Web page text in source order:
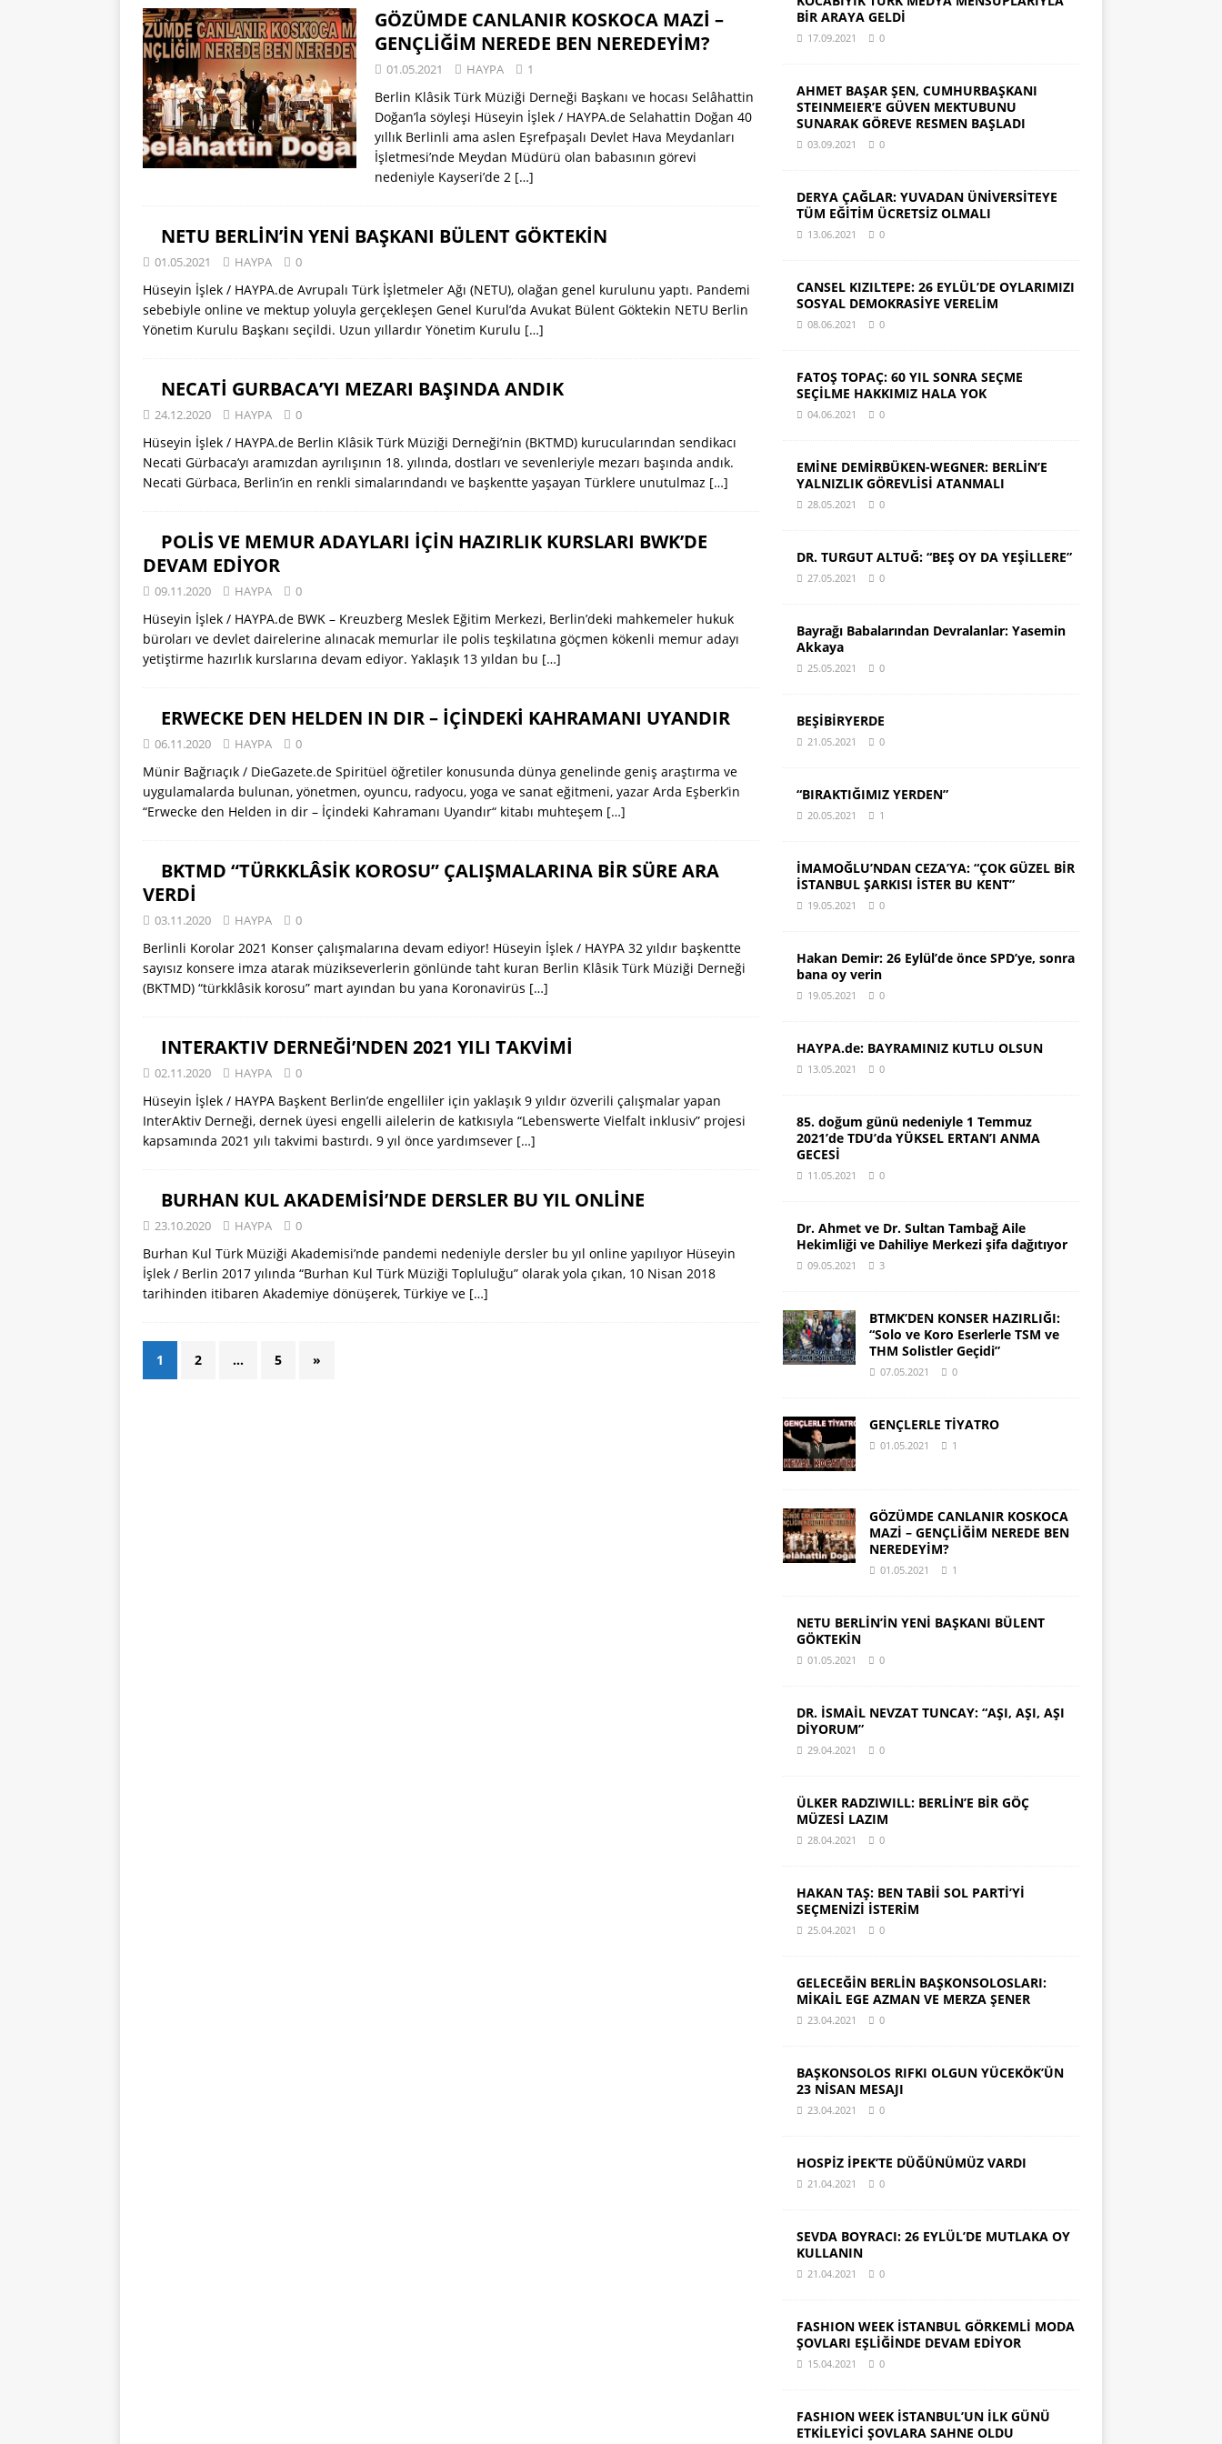
GÖZÜMDE CANLANIR KOSKOCA MAZİ –
GENÇLİĞİM NEREDE BEN NEREDEYİM?
01.05.2021 HAYPA 1
Berlin Klâsik Türk Müziği Derneği Başkanı ve hocası Selâhattin
Doğan’la söyleşi Hüseyin İşlek / HAYPA.de Selahattin Doğan 40
yıllık Berlinli ama aslen Eşrefpaşalı Devlet Hava Meydanları
İşletmesi’nde Meydan Müdürü olan babasının görevi
nedeniyle Kayseri’de 2 […]
NETU BERLİN’İN YENİ BAŞKANI BÜLENT GÖKTEKİN
01.05.2021 HAYPA 0
Hüseyin İşlek / HAYPA.de Avrupalı Türk İşletmeler Ağı (NETU), olağan genel kurulunu yaptı. Pandemi
sebebiyle online ve mektup yoluyla gerçekleşen Genel Kurul’da Avukat Bülent Göktekin NETU Berlin
Yönetim Kurulu Başkanı seçildi. Uzun yıllardır Yönetim Kurulu […]
NECATİ GURBACA’YI MEZARI BAŞINDA ANDIK
24.12.2020 HAYPA 0
Hüseyin İşlek / HAYPA.de Berlin Klâsik Türk Müziği Derneği’nin (BKTMD) kurucularından sendikacı
Necati Gürbaca’yı aramızdan ayrılışının 18. yılında, dostları ve sevenleriyle mezarı başında andık.
Necati Gürbaca, Berlin’in en renkli simalarındandı ve başkentte yaşayan Türklere unutulmaz […]
POLİS VE MEMUR ADAYLARI İÇİN HAZIRLIK KURSLARI BWK’DE
DEVAM EDİYOR
09.11.2020 HAYPA 0
Hüseyin İşlek / HAYPA.de BWK – Kreuzberg Meslek Eğitim Merkezi, Berlin’deki mahkemeler hukuk
büroları ve devlet dairelerine alınacak memurlar ile polis teşkilatına göçmen kökenli memur adayı
yetiştirme hazırlık kurslarına devam ediyor. Yaklaşık 13 yıldan bu […]
ERWECKE DEN HELDEN IN DIR – İÇİNDEKİ KAHRAMANI UYANDIR
06.11.2020 HAYPA 0
Münir Bağrıaçık / DieGazete.de Spiritüel öğretiler konusunda dünya genelinde geniş araştırma ve
uygulamalarda bulunan, yönetmen, oyuncu, radyocu, yoga ve sanat eğitmeni, yazar Arda Eşberk’in
“Erwecke den Helden in dir – İçindeki Kahramanı Uyandır“ kitabı muhteşem […]
BKTMD “TÜRKKLÂSİK KOROSU” ÇALIŞMALARINA BİR SÜRE ARA
VERDİ
03.11.2020 HAYPA 0
Berlinli Korolar 2021 Konser çalışmalarına devam ediyor! Hüseyin İşlek / HAYPA 32 yıldır başkentte
sayısız konsere imza atarak müzikseverlerin gönlünde taht kuran Berlin Klâsik Türk Müziği Derneği
(BKTMD) “türkklâsik korosu” mart ayından bu yana Koronavirüs […]
INTERAKTIV DERNEĞİ’NDEN 2021 YILI TAKVİMİ
02.11.2020 HAYPA 0
Hüseyin İşlek / HAYPA Başkent Berlin’de engelliler için yaklaşık 9 yıldır özverili çalışmalar yapan
InterAktiv Derneği, dernek üyesi engelli ailelerin de katkısıyla “Lebenswerte Vielfalt inklusiv” projesi
kapsamında 2021 yılı takvimi bastırdı. 9 yıl önce yardımsever […]
BURHAN KUL AKADEMİSİ’NDE DERSLER BU YIL ONLİNE
23.10.2020 HAYPA 0
Burhan Kul Türk Müziği Akademisi’nde pandemi nedeniyle dersler bu yıl online yapılıyor Hüseyin
İşlek / Berlin 2017 yılında “Burhan Kul Türk Müziği Topluluğu” olarak yola çıkan, 10 Nisan 2018
tarihinden itibaren Akademiye dönüşerek, Türkiye ve […]
1 2 … 5 »
BİR ARAYA GELDİ
17.09.2021 0
AHMET BAŞAR ŞEN, CUMHURBAŞKANI
STEINMEIER’E GÜVEN MEKTUBUNU
SUNARAK GÖREVE RESMEN BAŞLADI
03.09.2021 0
DERYA ÇAĞLAR: YUVADAN ÜNİVERSİTEYE
TÜM EĞİTİM ÜCRETSİZ OLMALI
13.06.2021 0
CANSEL KIZILTEPE: 26 EYLÜL’DE OYLARIMIZI
SOSYAL DEMOKRASİYE VERELİM
08.06.2021 0
FATOŞ TOPAÇ: 60 YIL SONRA SEÇME
SEÇİLME HAKKIMIZ HALA YOK
04.06.2021 0
EMİNE DEMİRBÜKEN-WEGNER: BERLİN’E
YALNIZLIK GÖREVLİSİ ATANMALI
28.05.2021 0
DR. TURGUT ALTUĞ: “BEŞ OY DA YEŞİLLERE”
27.05.2021 0
Bayrağı Babalarından Devralanlar: Yasemin
Akkaya
25.05.2021 0
BEŞİBİRYERDE
21.05.2021 0
“BIRAKTIĞIMIZ YERDEN”
20.05.2021 1
İMAMOĞLU’NDAN CEZA’YA: “ÇOK GÜZEL BİR
İSTANBUL ŞARKISI İSTER BU KENT”
19.05.2021 0
Hakan Demir: 26 Eylül’de önce SPD’ye, sonra
bana oy verin
19.05.2021 0
HAYPA.de: BAYRAMINIZ KUTLU OLSUN
13.05.2021 0
85. doğum günü nedeniyle 1 Temmuz
2021’de TDU’da YÜKSEL ERTAN’I ANMA
GECESİ
11.05.2021 0
Dr. Ahmet ve Dr. Sultan Tambağ Aile
Hekimliği ve Dahiliye Merkezi şifa dağıtıyor
09.05.2021 3
BTMK’DEN KONSER HAZIRLIĞI:
“Solo ve Koro Eserlerle TSM ve
THM Solistler Geçidi”
07.05.2021 0
GENÇLERLE TİYATRO
01.05.2021 1
GÖZÜMDE CANLANIR KOSKOCA
MAZİ – GENÇLİĞİM NEREDE BEN
NEREDEYİM?
01.05.2021 1
NETU BERLİN’İN YENİ BAŞKANI BÜLENT
GÖKTEKİN
01.05.2021 0
DR. İSMAİL NEVZAT TUNCAY: “AŞI, AŞI, AŞI
DİYORUM”
29.04.2021 0
ÜLKER RADZIWILL: BERLİN’E BİR GÖÇ
MÜZESİ LAZIM
28.04.2021 0
HAKAN TAŞ: BEN TABİİ SOL PARTİ’Yİ
SEÇMENİZİ İSTERİM
25.04.2021 0
GELECEĞİN BERLİN BAŞKONSOLOSLARI:
MİKAİL EGE AZMAN VE MERZA ŞENER
23.04.2021 0
BAŞKONSOLOS RIFKI OLGUN YÜCEKÖK’ÜN
23 NİSAN MESAJI
23.04.2021 0
HOSPİZ İPEK’TE DÜĞÜNÜMÜZ VARDI
21.04.2021 0
SEVDA BOYRACI: 26 EYLÜL’DE MUTLAKA OY
KULLANIN
21.04.2021 0
FASHION WEEK İSTANBUL GÖRKEMLİ MODA
ŞOVLARI EŞLİĞİNDE DEVAM EDİYOR
15.04.2021 0
FASHION WEEK İSTANBUL’UN İLK GÜNÜ
ETKİLEYİCİ ŞOVLARA SAHNE OLDU